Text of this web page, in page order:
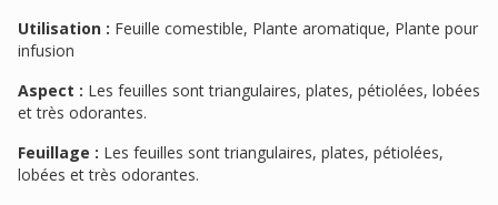
Utilisation : Feuille comestible, Plante aromatique, Plante pour
infusion
Aspect : Les feuilles sont triangulaires, plates, pétiolées, lobées
et très odorantes.
Feuillage : Les feuilles sont triangulaires, plates, pétiolées,
lobées et très odorantes.